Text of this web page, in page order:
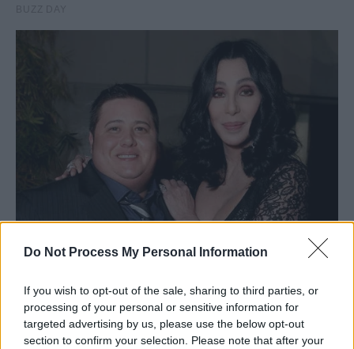
Do Not Process My Personal Information
If you wish to opt-out of the sale, sharing to third parties, or
processing of your personal or sensitive information for
targeted advertising by us, please use the below opt-out
section to confirm your selection. Please note that after your